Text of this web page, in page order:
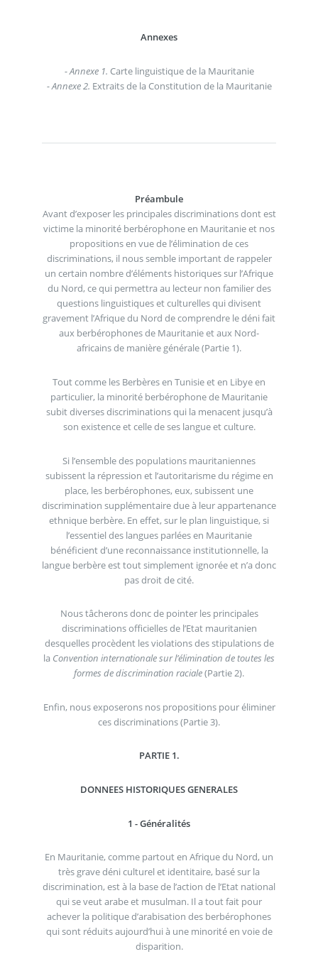
Annexes
- Annexe 1. Carte linguistique de la Mauritanie
- Annexe 2. Extraits de la Constitution de la Mauritanie
Préambule
Avant d’exposer les principales discriminations dont est
victime la minorité berbérophone en Mauritanie et nos
propositions en vue de l’élimination de ces
discriminations, il nous semble important de rappeler
un certain nombre d’éléments historiques sur l’Afrique
du Nord, ce qui permettra au lecteur non familier des
questions linguistiques et culturelles qui divisent
gravement l’Afrique du Nord de comprendre le déni fait
aux berbérophones de Mauritanie et aux Nord-
africains de manière générale (Partie 1).
Tout comme les Berbères en Tunisie et en Libye en
particulier, la minorité berbérophone de Mauritanie
subit diverses discriminations qui la menacent jusqu’à
son existence et celle de ses langue et culture.
Si l’ensemble des populations mauritaniennes
subissent la répression et l’autoritarisme du régime en
place, les berbérophones, eux, subissent une
discrimination supplémentaire due à leur appartenance
ethnique berbère. En effet, sur le plan linguistique, si
l’essentiel des langues parlées en Mauritanie
bénéficient d’une reconnaissance institutionnelle, la
langue berbère est tout simplement ignorée et n’a donc
pas droit de cité.
Nous tâcherons donc de pointer les principales
discriminations officielles de l’Etat mauritanien
desquelles procèdent les violations des stipulations de
la Convention internationale sur l’élimination de toutes les
formes de discrimination raciale(Partie 2).
Enfin, nous exposerons nos propositions pour éliminer
ces discriminations (Partie 3).
PARTIE 1.
DONNEES HISTORIQUES GENERALES
1 - Généralités
En Mauritanie, comme partout en Afrique du Nord, un
très grave déni culturel et identitaire, basé sur la
discrimination, est à la base de l’action de l’Etat national
qui se veut arabe et musulman. Il a tout fait pour
achever la politique d’arabisation des berbérophones
qui sont réduits aujourd’hui à une minorité en voie de
disparition.